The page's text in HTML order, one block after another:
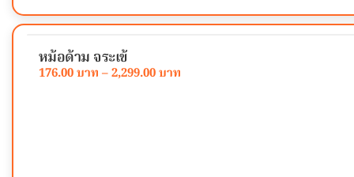
หม้อด้าม จระเข้
176.00 –2,299.00